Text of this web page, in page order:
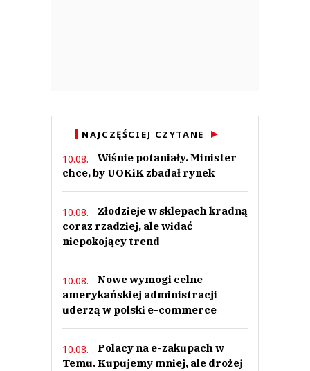
NAJCZĘŚCIEJ CZYTANE
10.08.
Wiśnie potaniały. Minister
chce, by UOKiK zbadał rynek
10.08.
Złodzieje w sklepach kradną
coraz rzadziej, ale widać
niepokojący trend
10.08.
Nowe wymogi celne
amerykańskiej administracji
uderzą w polski e-commerce
10.08.
Polacy na e-zakupach w
Temu. Kupujemy mniej, ale drożej